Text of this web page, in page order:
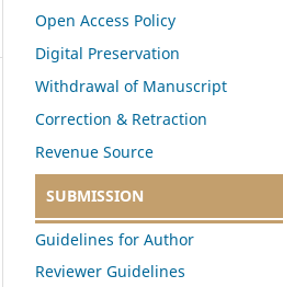
Open Access Policy
Digital Preservation
Withdrawal of Manuscript
Correction & Retraction
Revenue Source
SUBMISSION
Guidelines for Author
Reviewer Guidelines